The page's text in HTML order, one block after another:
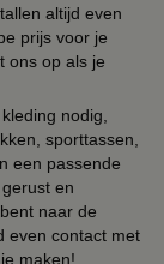
altijd even
prijs voor je
ons op als je
nodig,
sporttassen,
een passende
en
naar de
even contact met
maken!